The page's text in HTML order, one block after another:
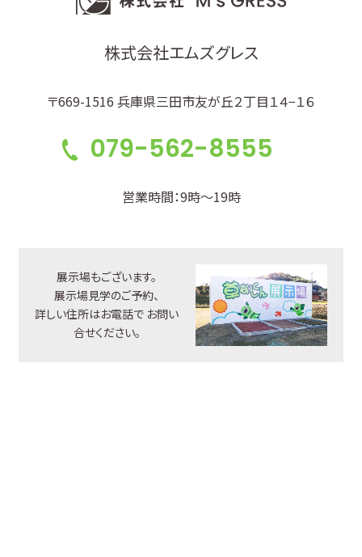
株式会社エムズグレス
〒669-1516 兵庫県三田市友が丘２丁目１４−１６
079-562-8555
営業時間：9時～19時
展示場もございます。
展示場見学のご予約、
詳しい住所はお電話で お問い
合せください。